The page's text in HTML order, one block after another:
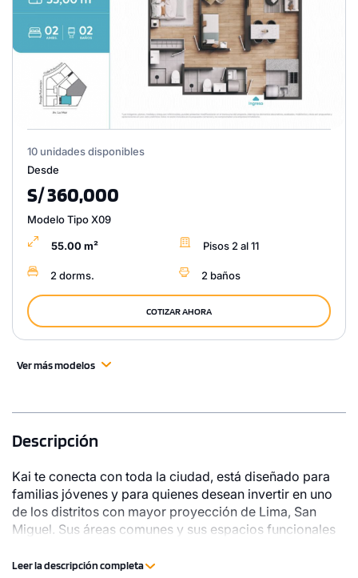
10 unidades disponibles
Desde
S/ 360,000
Modelo Tipo X09
55.00 m² Pisos 2 al 11
2 dorms. 2 baños
COTIZAR AHORA
Ver más modelos
Descripción
Kai te conecta con toda la ciudad, está diseñado para
familias jóvenes y para quienes desean invertir en uno
de los distritos con mayor proyección de Lima, San
Miguel. Sus áreas comunes y sus espacios funcionales
Leer la descripción completa